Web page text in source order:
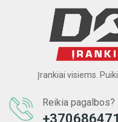
Įrankiai visiems.
Reikia